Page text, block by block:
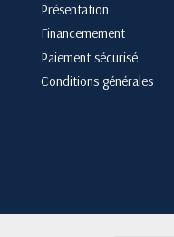
Présentation
Financemement
Paiement sécurisé
Conditions générales